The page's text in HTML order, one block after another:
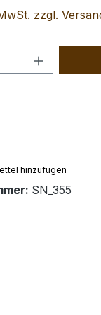
zzgl.
Anzahl:
hinzufügen
SN_355